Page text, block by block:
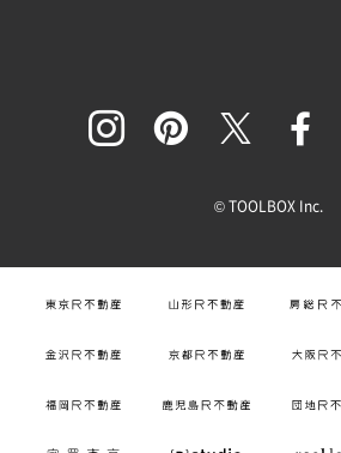
© TOOLBOX Inc.